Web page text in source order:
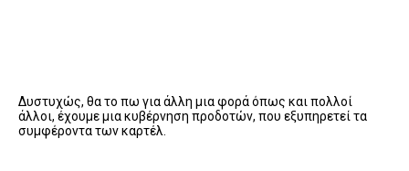
Δυστυχώς, θα το πω για άλλη μια φορά όπως και πολλοί
άλλοι, έχουμε μια κυβέρνηση προδοτών, που εξυπηρετεί τα
συμφέροντα των καρτέλ.